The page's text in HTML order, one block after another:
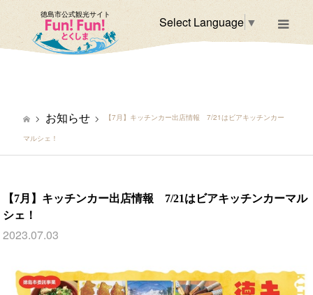
徳島市公式観光サイト Select Language ▼
お知らせ 【7月】キッチンカー出店情報 7/21はビアキッチンカー
マルシェ！
【7月】キッチンカー出店情報 7/21はビアキッチンカーマル
シェ！
2023.07.03